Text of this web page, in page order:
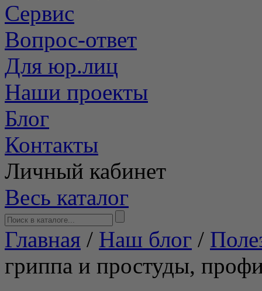
Сервис
Вопрос-ответ
Для юр.лиц
Наши проекты
Блог
Контакты
Личный кабинет
Весь каталог
Главная / Наш блог /
гриппа и простуды,